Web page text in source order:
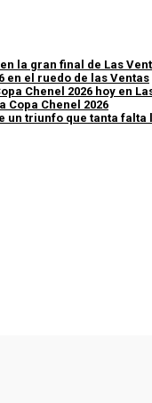
la gran final de Las
en el ruedo de las Ventas
Chenel 2026 hoy en
Copa Chenel 2026
un triunfo que tanta falta